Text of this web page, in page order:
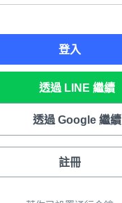
登入
透過 LINE 繼續
透過 Google 繼續
註冊